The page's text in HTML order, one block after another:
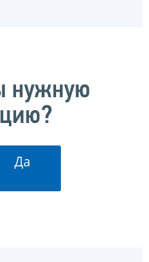
нужную
Да